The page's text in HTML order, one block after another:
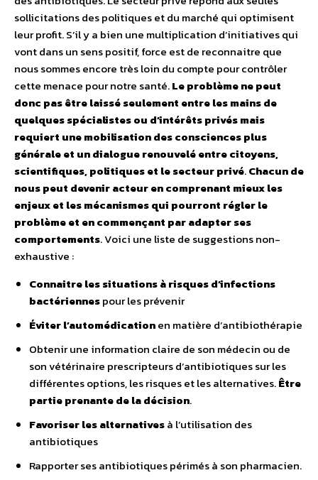
sollicitations des politiques et du marché qui optimisent
leur profit. S’il y a bien une multiplication d’initiatives qui
vont dans un sens positif, force est de reconnaitre que
nous sommes encore très loin du compte pour contrôler
cette menace pour notre santé.Le problème ne peut
donc pas être laissé seulement entre les mains de
quelques spécialistes ou d’intérêts privés mais
requiert une mobilisation des consciences plus
générale et un dialogue renouvelé entre citoyens,
scientifiques, politiques et le secteur privé.Chacun de
nous peut devenir acteur en comprenant mieux les
enjeux et les mécanismes qui pourront régler le
problème et en commençant par adapter ses
comportements. Voici une liste de suggestions non-
exhaustive :
Connaitre les situations à risques d’infections
bactériennespour les prévenir
Éviter l’automédicationen matière d’antibiothérapie
Obtenir une information claire de son médecin ou de
son vétérinaire prescripteurs d’antibiotiques sur les
différentes options, les risques et les alternatives.Être
partie prenante de la décision.
Favoriser les alternativesà l’utilisation des
antibiotiques
Rapporter ses antibiotiques périmés à son pharmacien.